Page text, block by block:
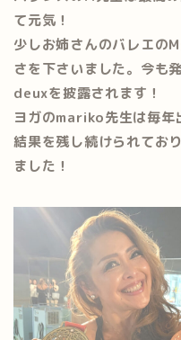
て元気！
少しお姉さんのバレエの
さを下さいました。今も
deuxを披露されます！
ヨガのmariko先生は毎年
結果を残し続けられてお
ました！